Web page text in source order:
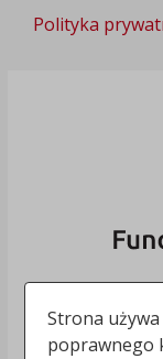
Polityka
Strona
poprawnego